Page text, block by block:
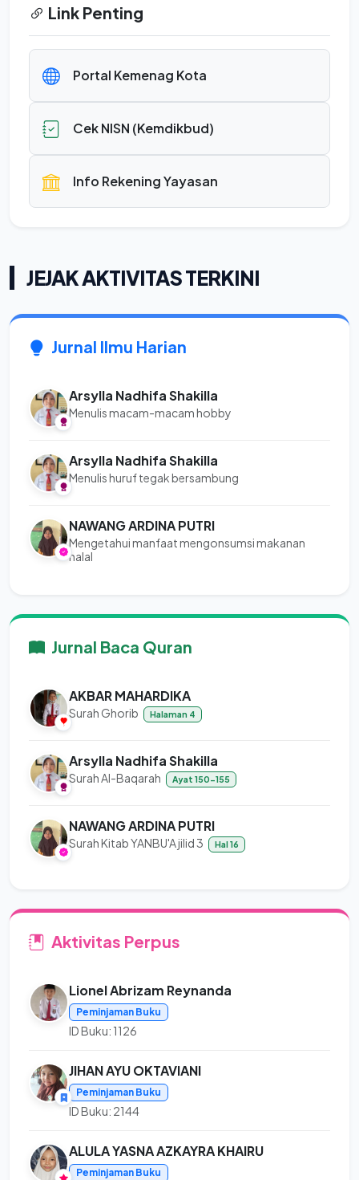
Link Penting
Portal Kemenag Kota
Cek NISN (Kemdikbud)
Info Rekening Yayasan
JEJAK AKTIVITAS TERKINI
Jurnal Ilmu Harian
Arsylla Nadhifa Shakilla
Menulis macam-macam hobby
Arsylla Nadhifa Shakilla
Menulis huruf tegak bersambung
NAWANG ARDINA PUTRI
Mengetahui manfaat mengonsumsi makanan
halal
Jurnal Baca Quran
AKBAR MAHARDIKA
Surah Ghorib Halaman 4
Arsylla Nadhifa Shakilla
Surah Al-Baqarah Ayat 150-155
NAWANG ARDINA PUTRI
Surah Kitab YANBU'A jilid 3 Hal 16
Aktivitas Perpus
Lionel Abrizam Reynanda
Peminjaman Buku
ID Buku: 1126
JIHAN AYU OKTAVIANI
Peminjaman Buku
ID Buku: 2144
ALULA YASNA AZKAYRA KHAIRU
Peminjaman Buku